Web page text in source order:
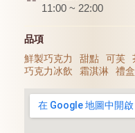
11:00 ~ 22:00
品項
鮮製巧克力
甜點 可芙
巧克力冰飲
霜淇淋 禮盒